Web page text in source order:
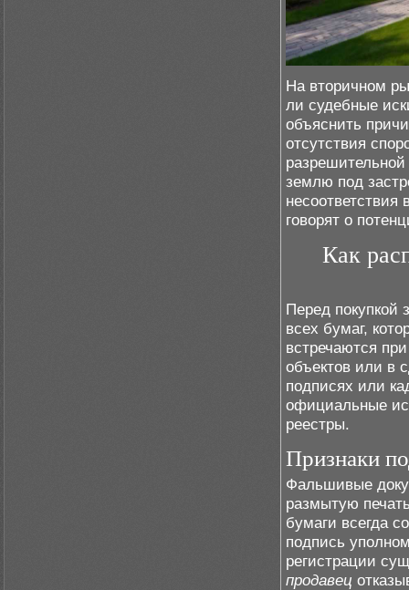
На вторичном
ли судебные
объяснить
отсутствия
землю под
говорят о
Как
Перед покупкой
всех бумаг,
встречаются
объектов или в
подписях или
официальные
реестры.
Признаки
Фальшивые
размытую
бумаги всегда
подпись
регистрации
продавец